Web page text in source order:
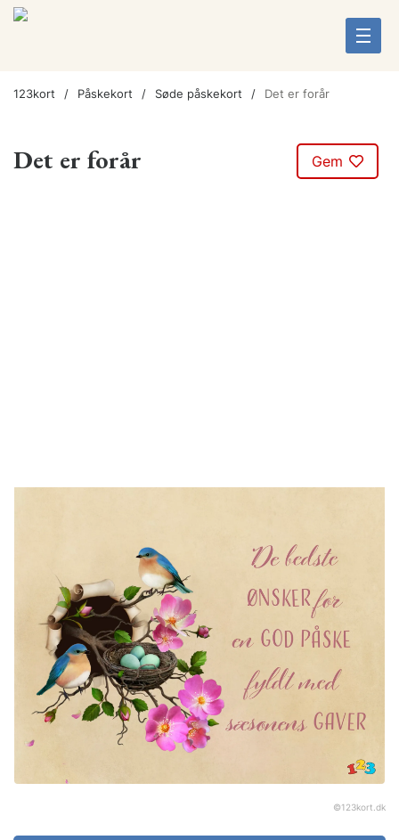
123kort Påskekort Søde påskekort Det er forår
Det er forår Gem
©123kort.dk